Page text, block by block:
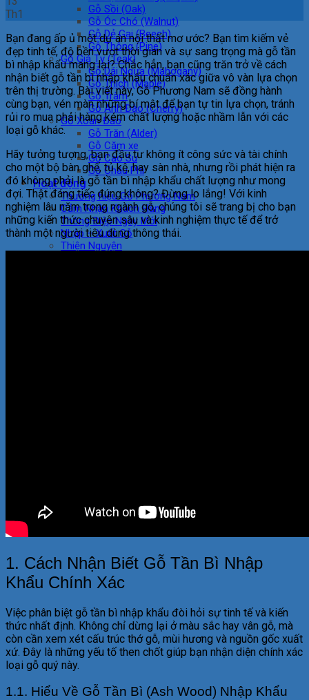
Gỗ Sồi (Oak)
Gỗ Óc Chó (Walnut)
Gỗ Dẻ Gai (Beech)
Gỗ Thông (Pine)
Gỗ Giá Tỵ (Teak)
Gỗ Dái Ngựa (Mahogany)
Gỗ Thích (Maple)
Gỗ Tràm
Gỗ Anh Đào (Cherry)
Gỗ Xoan Đào
Gỗ Trăn (Alder)
Gỗ Căm xe
Gỗ Cao Su
Gỗ Châu Phi
Hoạt động
Thương hiệu Gỗ Phương Nam
Cảm Nhận Khách Hàng
Thông Điệp Ngày Mới
Nhập – Xuất Gỗ
Thiện Nguyện
Th1
Bạn đang ấp ủ một dự án nội thất mơ ước? Bạn tìm kiếm vẻ
đẹp tinh tế, độ bền vượt thời gian và sự sang trọng mà gỗ tần
bì nhập khẩu mang lại? Chắc hẳn, bạn cũng trăn trở về cách
nhận biết gỗ tần bì nhập khẩu chuẩn xác giữa vô vàn lựa chọn
trên thị trường. Bài viết này, Gỗ Phương Nam sẽ đồng hành
cùng bạn, vén màn những bí mật để bạn tự tin lựa chọn, tránh
rủi ro mua phải hàng kém chất lượng hoặc nhầm lẫn với các
loại gỗ khác.
Hãy tưởng tượng, bạn đầu tư không ít công sức và tài chính
cho một bộ bàn ghế, tủ kệ, hay sàn nhà, nhưng rồi phát hiện ra
đó không phải là gỗ tần bì nhập khẩu chất lượng như mong
đợi. Thật đáng tiếc đúng không? Đừng lo lắng! Với kinh
nghiệm lâu năm trong ngành gỗ, chúng tôi sẽ trang bị cho bạn
những kiến thức chuyên sâu và kinh nghiệm thực tế để trở
thành một người tiêu dùng thông thái.
1. Cách Nhận Biết Gỗ Tần Bì Nhập
Khẩu Chính Xác
Việc phân biệt gỗ tần bì nhập khẩu đòi hỏi sự tinh tế và kiến
thức nhất định. Không chỉ dừng lại ở màu sắc hay vân gỗ, mà
còn cần xem xét cấu trúc thớ gỗ, mùi hương và nguồn gốc xuất
xứ. Đây là những yếu tố then chốt giúp bạn nhận diện chính xác
loại gỗ quý này.
1.1. Hiểu Về Gỗ Tần Bì (Ash Wood) Nhập Khẩu